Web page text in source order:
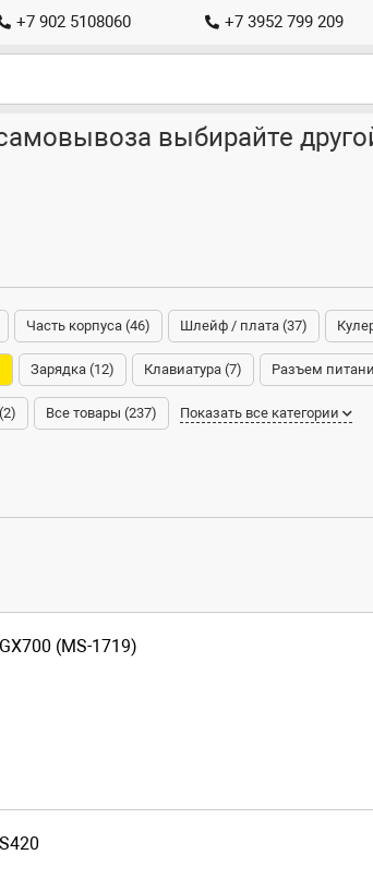
+7 902 5108060 +7 3952 799 209
выбирайте
Часть корпуса (46) Шлейф / плата (37)
Зарядка (12) Клавиатура (7) Разъем
Все товары (237) Показать все категории
(MS-1719)